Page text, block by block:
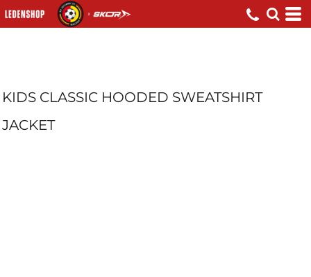
KIDS CLASSIC HOODED SWEATSHIRT
JACKET